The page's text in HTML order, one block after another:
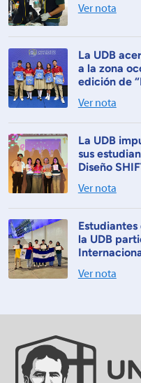
Ver nota
La UDB
a la zona
edición de
Ver nota
La UDB
sus
Diseño
Ver nota
la UDB
Ver nota